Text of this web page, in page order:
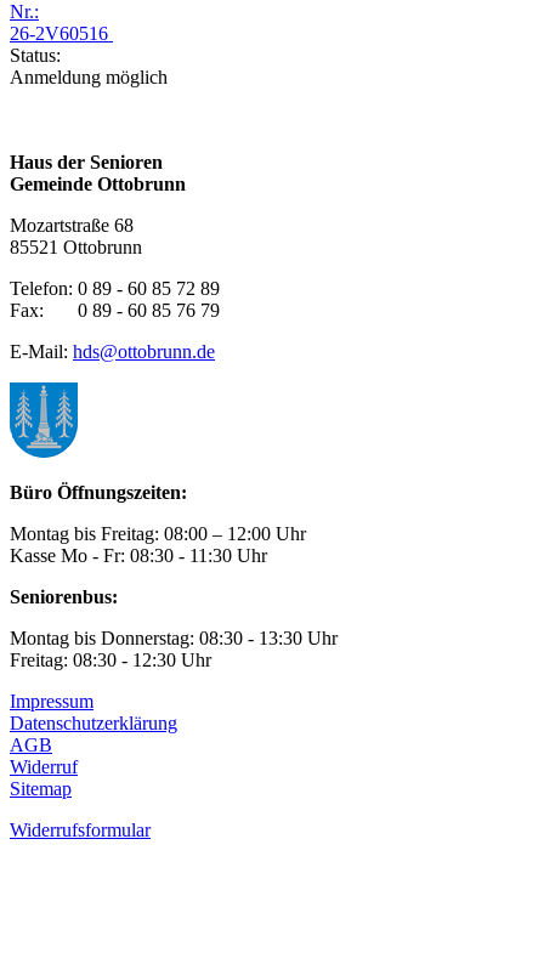
Nr.:
26-2V60516
Status:
Anmeldung möglich
Haus der Senioren
Gemeinde Ottobrunn
Mozartstraße 68
85521 Ottobrunn
Telefon: 0 89 - 60 85 72 89
Fax: 0 89 - 60 85 76 79
E-Mail: hds@ottobrunn.de
Büro Öffnungszeiten:
Montag bis Freitag: 08:00 – 12:00 Uhr
Kasse Mo - Fr: 08:30 - 11:30 Uhr
Seniorenbus:
Montag bis Donnerstag: 08:30 - 13:30 Uhr
Freitag: 08:30 - 12:30 Uhr
Impressum
Datenschutzerklärung
AGB
Widerruf
Sitemap
Widerrufsformular